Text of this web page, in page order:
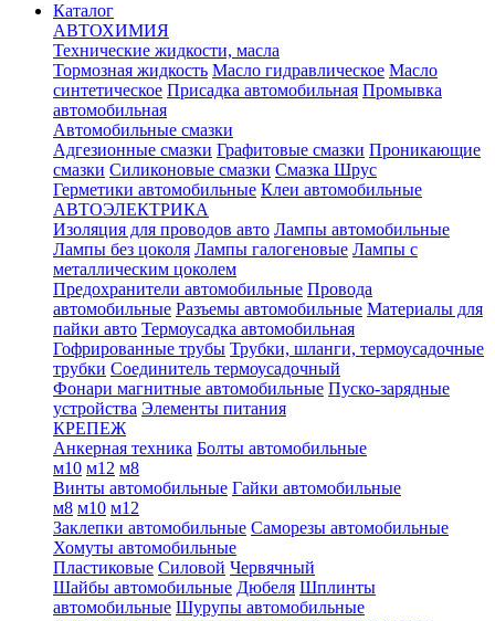
Каталог
АВТОХИМИЯ
Технические жидкости, масла
Тормозная жидкость Масло гидравлическое Масло
синтетическое Присадка автомобильная Промывка
автомобильная
Автомобильные смазки
Адгезионные смазки Графитовые смазки Проникающие
смазки Силиконовые смазки Смазка Шрус
Герметики автомобильные Клеи автомобильные
АВТОЭЛЕКТРИКА
Изоляция для проводов авто Лампы автомобильные
Лампы без цоколя Лампы галогеновые Лампы с
металлическим цоколем
Предохранители автомобильные Провода
автомобильные Разъемы автомобильные Материалы для
пайки авто Термоусадка автомобильная
Гофрированные трубы Трубки, шланги, термоусадочные
трубки Соединитель термоусадочный
Фонари магнитные автомобильные Пуско-зарядные
устройства Элементы питания
КРЕПЕЖ
Анкерная техника Болты автомобильные
м10 м12 м8
Винты автомобильные Гайки автомобильные
м8 м10 м12
Заклепки автомобильные Саморезы автомобильные
Хомуты автомобильные
Пластиковые Силовой Червячный
Шайбы автомобильные Дюбеля Шплинты
автомобильные Шурупы автомобильные